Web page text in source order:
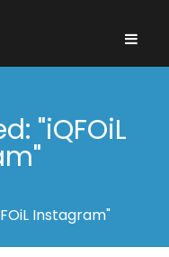
"iQFOiL
Instagram"